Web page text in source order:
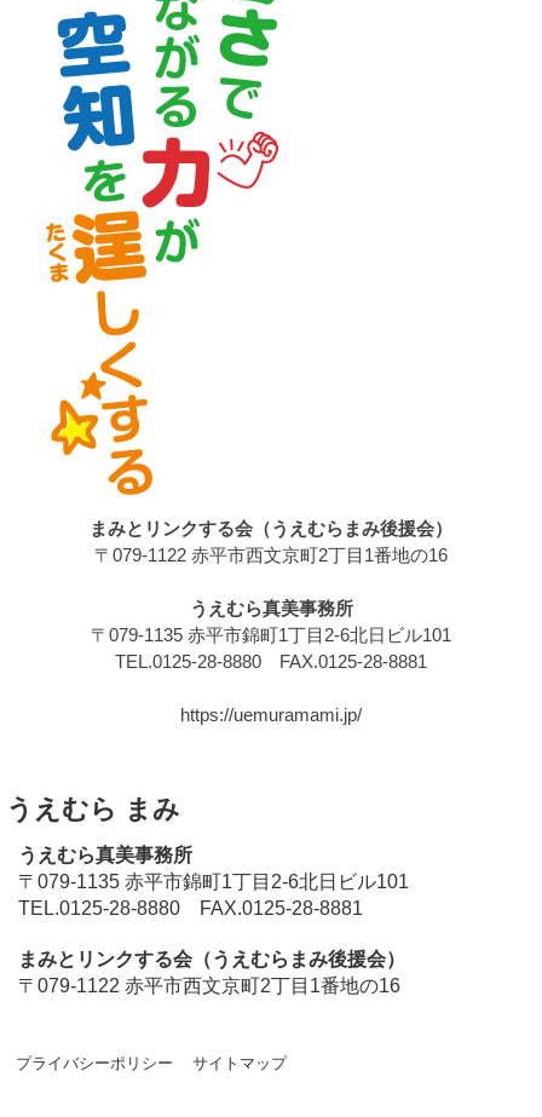
まみとリンクする会（うえむらまみ後援会）
〒079-1122 赤平市西文京町2丁目1番地の16
うえむら真美事務所
〒079-1135 赤平市錦町1丁目2-6北日ビル101
TEL.0125-28-8880 FAX.0125-28-8881
https://uemuramami.jp/
うえむら まみ
うえむら真美事務所
〒079-1135 赤平市錦町1丁目2-6北日ビル101
TEL.0125-28-8880 FAX.0125-28-8881
まみとリンクする会（うえむらまみ後援会）
〒079-1122 赤平市西文京町2丁目1番地の16
プライバシーポリシー サイトマップ